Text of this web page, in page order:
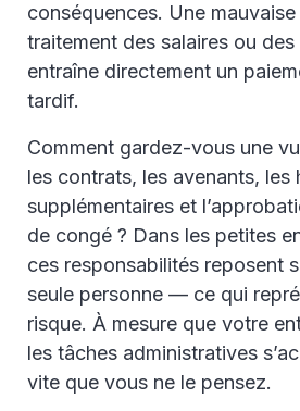
conséquences. Une
traitement des salaires ou
entraîne directement un
tardif.
Comment gardez-vous une
les contrats, les avenants, les
supplémentaires et
de congé ? Dans les petites
ces responsabilités reposent
seule personne — ce qui
risque. À mesure que votre
les tâches administratives
vite que vous ne le pensez.